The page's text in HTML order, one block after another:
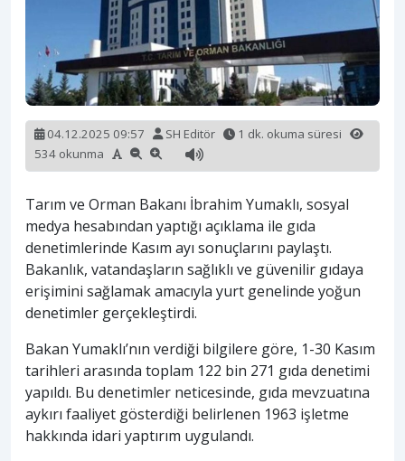
04.12.2025 09:57 SH Editör
1 dk. okuma süresi
534 okunma
Tarım ve Orman Bakanı İbrahim Yumaklı, sosyal
medya hesabından yaptığı açıklama ile gıda
denetimlerinde Kasım ayı sonuçlarını paylaştı.
Bakanlık, vatandaşların sağlıklı ve güvenilir gıdaya
erişimini sağlamak amacıyla yurt genelinde yoğun
denetimler gerçekleştirdi.
Bakan Yumaklı’nın verdiği bilgilere göre, 1-30 Kasım
tarihleri arasında toplam 122 bin 271 gıda denetimi
yapıldı. Bu denetimler neticesinde, gıda mevzuatına
aykırı faaliyet gösterdiği belirlenen 1963 işletme
hakkında idari yaptırım uygulandı.